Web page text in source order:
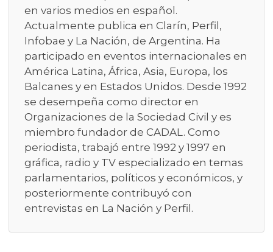
en varios medios en español.
Actualmente publica en Clarín, Perfil,
Infobae y La Nación, de Argentina. Ha
participado en eventos internacionales en
América Latina, África, Asia, Europa, los
Balcanes y en Estados Unidos. Desde 1992
se desempeña como director en
Organizaciones de la Sociedad Civil y es
miembro fundador de CADAL. Como
periodista, trabajó entre 1992 y 1997 en
gráfica, radio y TV especializado en temas
parlamentarios, políticos y económicos, y
posteriormente contribuyó con
entrevistas en La Nación y Perfil.